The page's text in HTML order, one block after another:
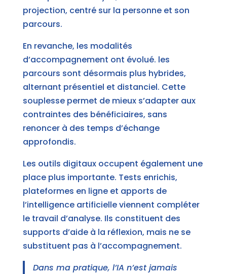
projection, centré sur la personne et son
parcours.
En revanche, les modalités
d’accompagnement ont évolué. les
parcours sont désormais plus hybrides,
alternant présentiel et distanciel. Cette
souplesse permet de mieux s’adapter aux
contraintes des bénéficiaires, sans
renoncer à des temps d’échange
approfondis.
Les outils digitaux occupent également une
place plus importante. Tests enrichis,
plateformes en ligne et apports de
l’intelligence artificielle viennent compléter
le travail d’analyse. Ils constituent des
supports d’aide à la réflexion, mais ne se
substituent pas à l’accompagnement.
Dans ma pratique, l’IA n’est jamais